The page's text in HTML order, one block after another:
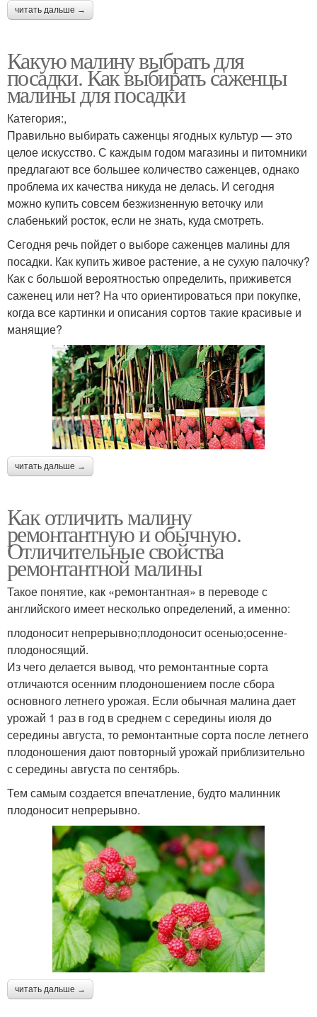
читать дальше →
Какую малину выбрать для
посадки. Как выбирать саженцы
малины для посадки
Категория:,
Правильно выбирать саженцы ягодных культур — это
целое искусство. С каждым годом магазины и питомники
предлагают все большее количество саженцев, однако
проблема их качества никуда не делась. И сегодня
можно купить совсем безжизненную веточку или
слабенький росток, если не знать, куда смотреть.
Сегодня речь пойдет о выборе саженцев малины для
посадки. Как купить живое растение, а не сухую палочку?
Как с большой вероятностью определить, приживется
саженец или нет? На что ориентироваться при покупке,
когда все картинки и описания сортов такие красивые и
манящие?
читать дальше →
Как отличить малину
ремонтантную и обычную.
Отличительные свойства
ремонтантной малины
Такое понятие, как «ремонтантная» в переводе с
английского имеет несколько определений, а именно:
плодоносит непрерывно;плодоносит осенью;осенне-
плодоносящий.
Из чего делается вывод, что ремонтантные сорта
отличаются осенним плодоношением после сбора
основного летнего урожая. Если обычная малина дает
урожай 1 раз в год в среднем с середины июля до
середины августа, то ремонтантные сорта после летнего
плодоношения дают повторный урожай приблизительно
с середины августа по сентябрь.
Тем самым создается впечатление, будто малинник
плодоносит непрерывно.
читать дальше →